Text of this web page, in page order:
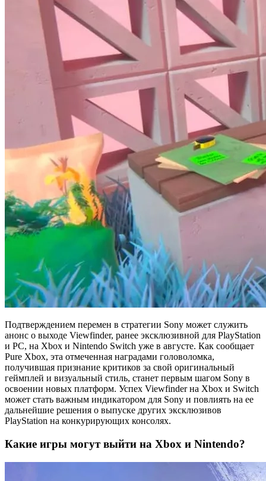
Подтверждением перемен в стратегии Sony может служить
анонс о выходе Viewfinder, ранее эксклюзивной для PlayStation
и PC, на Xbox и Nintendo Switch уже в августе. Как сообщает
Pure Xbox, эта отмеченная наградами головоломка,
получившая признание критиков за свой оригинальный
геймплей и визуальный стиль, станет первым шагом Sony в
освоении новых платформ. Успех Viewfinder на Xbox и Switch
может стать важным индикатором для Sony и повлиять на ее
дальнейшие решения о выпуске других эксклюзивов
PlayStation на конкурирующих консолях.
Какие игры могут выйти на Xbox и Nintendo?